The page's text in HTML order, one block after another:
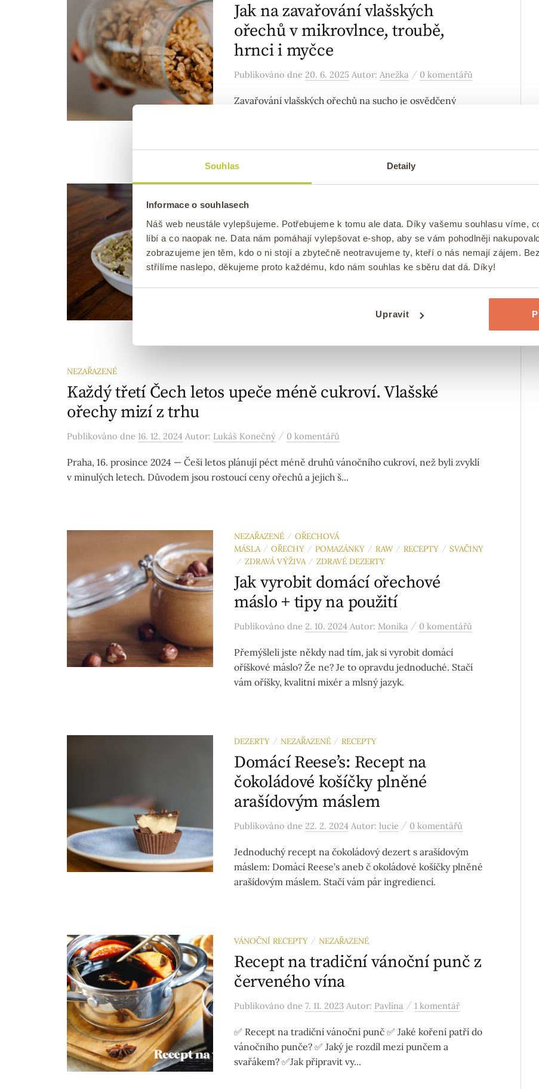
Souhlas Detaily
Informace o souhlasech
Náš web neustále vylepšujeme. Potřebujeme k tomu ale data. Díky vašemu souhlasu víme,
líbí a co naopak ne. Data nám pomáhají vylepšovat e-shop, aby se vám pohodlněji
zobrazujeme jen těm, kdo o ni stojí a zbytečně neotravujeme ty, kteří o nás nemají zájem.
střílíme naslepo, děkujeme proto každému, kdo nám souhlas ke sběru dat dá. Díky!
Upravit
Jak na zavařování vlašských
ořechů v mikrovlnce, troubě,
hrnci i myčce
Publikováno dne 20. 6. 2025 Autor: Anežka / 0 komentářů
Zavařování vlašských ořechů na sucho je osvědčený
Pistáciové tiramisu bez vajec:
Rychlý recept ze Sicílie
Publikovánodne23. 5. 2025 Autor:lucie /0 komentářů
nejsou v krému vejce a každého jím ohromíte.
NEZAŘAZENÉ
Každý třetí Čech letos upeče méně cukroví. Vlašské
ořechy mizí z trhu
Publikováno dne 16. 12. 2024 Autor: Lukáš Konečný / 0 komentářů
Praha, 16. prosince 2024 — Češi letos plánují péct méně druhů vánočního cukroví, než byli zvyklí
v minulých letech. Důvodem jsou rostoucí ceny ořechů a jejich š...
NEZAŘAZENÉ / OŘECHOVÁ
MÁSLA / OŘECHY / POMAZÁNKY / RAW / RECEPTY / SVAČINY
/ ZDRAVÁ VÝŽIVA / ZDRAVÉ DEZERTY
Jak vyrobit domácí ořechové
máslo + tipy na použití
Publikováno dne 2. 10. 2024 Autor: Monika / 0 komentářů
Přemýšleli jste někdy nad tím, jak si vyrobit domácí
oříškové máslo? Že ne? Je to opravdu jednoduché. Stačí
vám oříšky, kvalitní mixér a mlsný jazyk.
DEZERTY / NEZAŘAZENÉ / RECEPTY
Domácí Reese’s: Recept na
čokoládové košíčky plněné
arašídovým máslem
Publikováno dne 22. 2. 2024 Autor: lucie / 0 komentářů
Jednoduchý recept na čokoládový dezert s arašídovým
máslem: Domácí Reese’s aneb č okoládové košíčky plněné
arašídovým máslem. Stačí vám pár ingrediencí.
VÁNOČNÍ RECEPTY / NEZAŘAZENÉ
Recept na tradiční vánoční punč z
červeného vína
Publikováno dne 7. 11. 2023 Autor: Pavlína / 1 komentář
✅ Recept na tradiční vánoční punč ✅ Jaké koření patří do
vánočního punče? ✅ Jaký je rozdíl mezi punčem a
svařákem? ✅Jak připravit vy...